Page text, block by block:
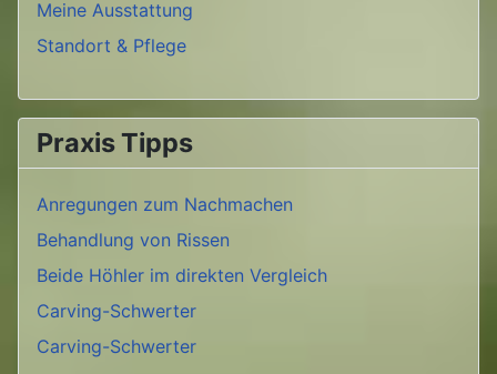
Meine Ausstattung
Standort & Pflege
Praxis Tipps
Anregungen zum Nachmachen
Behandlung von Rissen
Beide Höhler im direkten Vergleich
Carving-Schwerter
Carving-Schwerter